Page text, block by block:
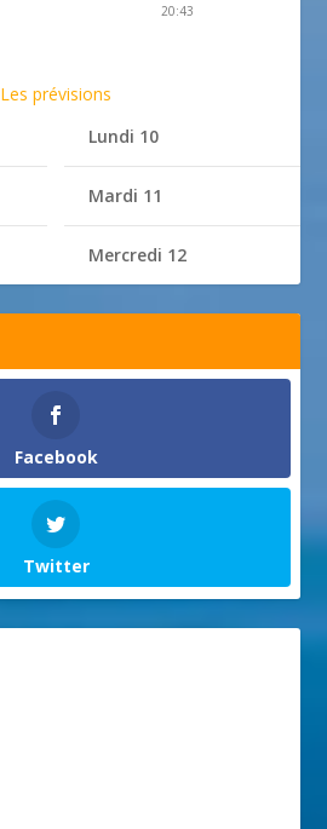
20:43
Les prévisions
Lundi 10
Mardi 11
Mercredi 12
Facebook
Twitter